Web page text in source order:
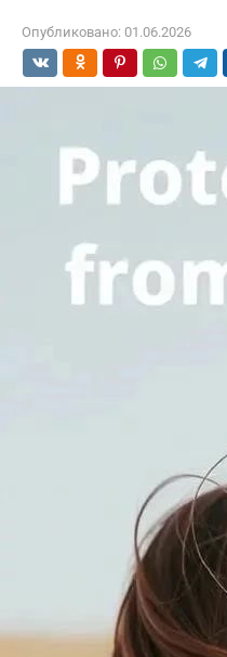
Опубликовано: 01.06.2026